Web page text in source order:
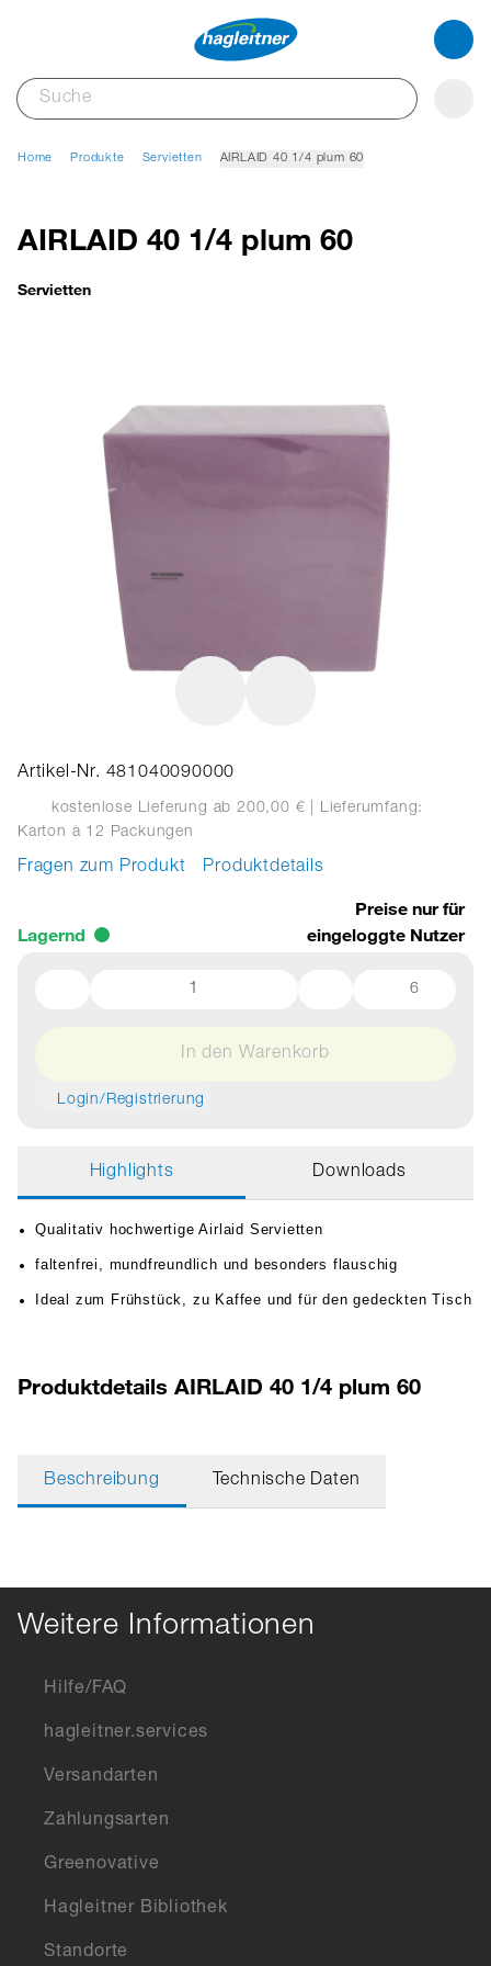
Home Produkte Servietten AIRLAID 40 1/4 plum 60
AIRLAID 40 1/4 plum 60
Servietten
Artikel-Nr. 481040090000
kostenlose Lieferung ab 200,00 € | Lieferumfang:
Karton à 12 Packungen
Fragen zum Produkt Produktdetails
Lagernd
Preise nur für
eingeloggte Nutzer
6
In den Warenkorb
Login/Registrierung
Highlights Downloads
Qualitativ hochwertige Airlaid Servietten
faltenfrei, mundfreundlich und besonders flauschig
Ideal zum Frühstück, zu Kaffee und für den gedeckten Tisch
Produktdetails AIRLAID 40 1/4 plum 60
Beschreibung Technische Daten
Weitere Informationen
Hilfe/FAQ
hagleitner.services
Versandarten
Zahlungsarten
Greenovative
Hagleitner Bibliothek
Standorte